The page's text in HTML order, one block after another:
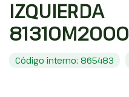
IZQUIERDA
81310M2000
Código interno: 865483